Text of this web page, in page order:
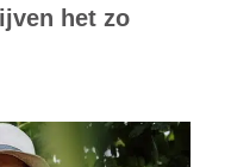
het zo